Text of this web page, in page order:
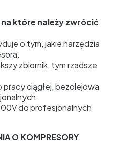
które należy zwrócić
o tym, jakie narzędzia
zbiornik, tym rzadsze
pracy ciągłej, bezolejowa
do profesjonalnych
O KOMPRESORY